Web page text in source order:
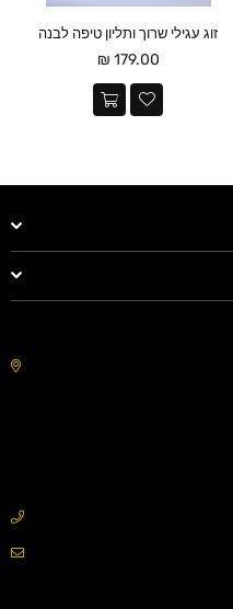
זוג עגילי שרוך ותליון טיפה לבנה
מחיר
179.00 ₪